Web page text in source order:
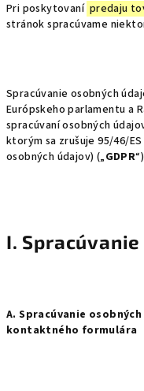
Pri poskytovaní predaju
stránok spracúvame
Spracúvanie osobných
Európskeho parlamentu a
spracúvaní osobných
ktorým sa zrušuje 95/46/
osobných údajov) („GDPR
I.
A. Spracúvanie
kontaktného formulára